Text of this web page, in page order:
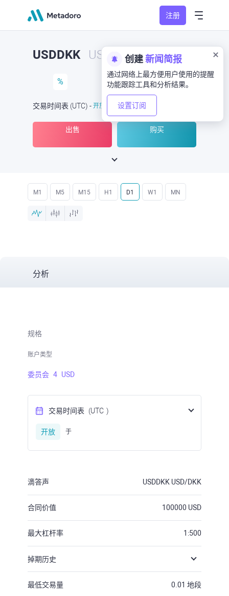
注册
创建新闻简报
通过网络上最方便用户使用的提醒
功能跟踪工具和分析结果。
设置订阅
USDDKK USD/DKK
%
交易时间表 (UTC) - 开放
出售 购买
M1 M5 M15 H1 D1 W1 MN
分析
规格
账户类型
委员会 4 USD
交易时间表 (UTC )
开放 于
滴答声 USDDKK USD/DKK
合同价值 100000 USD
最大杠杆率 1:500
掉期历史
最低交易量 0.01 地段